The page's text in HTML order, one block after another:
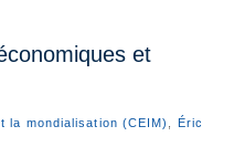
et
la mondialisation (CEIM)
Éric